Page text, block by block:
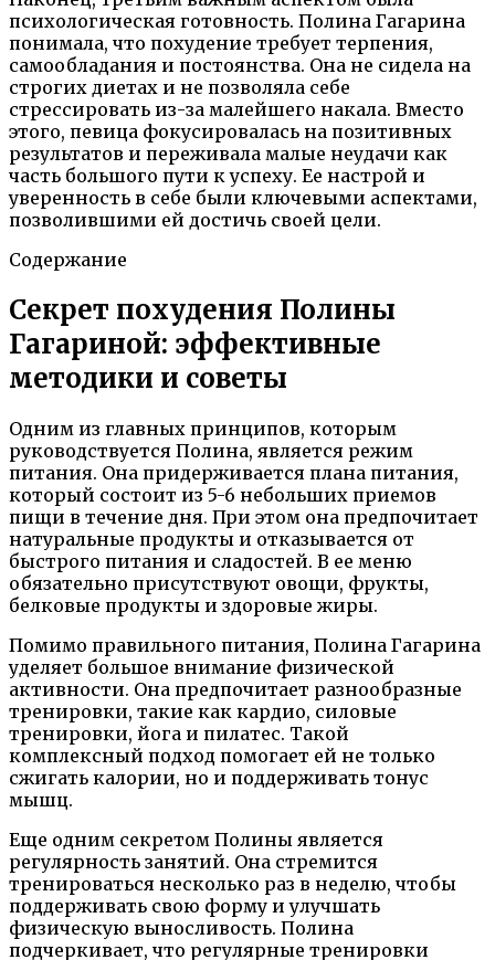
психологическая готовность. Полина Гагарина
понимала, что похудение требует терпения,
самообладания и постоянства. Она не сидела на
строгих диетах и не позволяла себе
стрессировать из-за малейшего накала. Вместо
этого, певица фокусировалась на позитивных
результатов и переживала малые неудачи как
часть большого пути к успеху. Ее настрой и
уверенность в себе были ключевыми аспектами,
позволившими ей достичь своей цели.
Содержание
Секрет похудения Полины
Гагариной: эффективные
методики и советы
Одним из главных принципов, которым
руководствуется Полина, является режим
питания. Она придерживается плана питания,
который состоит из 5-6 небольших приемов
пищи в течение дня. При этом она предпочитает
натуральные продукты и отказывается от
быстрого питания и сладостей. В ее меню
обязательно присутствуют овощи, фрукты,
белковые продукты и здоровые жиры.
Помимо правильного питания, Полина Гагарина
уделяет большое внимание физической
активности. Она предпочитает разнообразные
тренировки, такие как кардио, силовые
тренировки, йога и пилатес. Такой
комплексный подход помогает ей не только
сжигать калории, но и поддерживать тонус
мышц.
Еще одним секретом Полины является
регулярность занятий. Она стремится
тренироваться несколько раз в неделю, чтобы
поддерживать свою форму и улучшать
физическую выносливость. Полина
подчеркивает, что регулярные тренировки